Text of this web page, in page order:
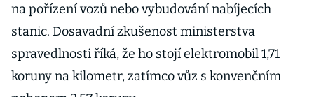
na pořízení vozů nebo vybudování nabíjecích
stanic. Dosavadní zkušenost ministerstva
spravedlnosti říká, že ho stojí elektromobil 1,71
koruny na kilometr, zatímco vůz s konvenčním